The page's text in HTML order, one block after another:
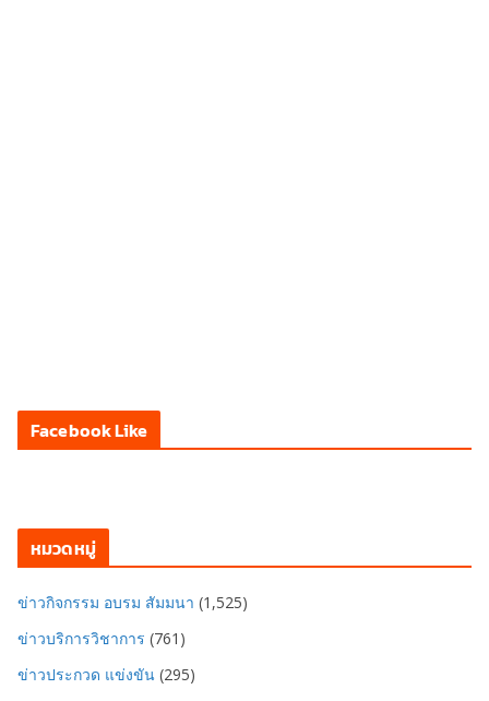
Facebook Like
หมวดหมู่
ข่าวกิจกรรม อบรม สัมมนา (1,525)
ข่าวบริการวิชาการ (761)
ข่าวประกวด แข่งขัน (295)